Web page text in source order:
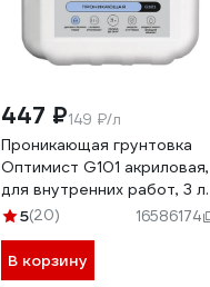
447 ₽149 ₽/л
Проникающая грунтовка
Оптимист G101 акриловая,
для внутренних работ, 3 л
OPG002
5(20) 16586174
В корзину